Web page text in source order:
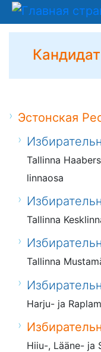
Эстонская
Tallinna
linnaosa
Tallinna
Tallinna
Harju- ja
Hiiu-, Lääne- ja